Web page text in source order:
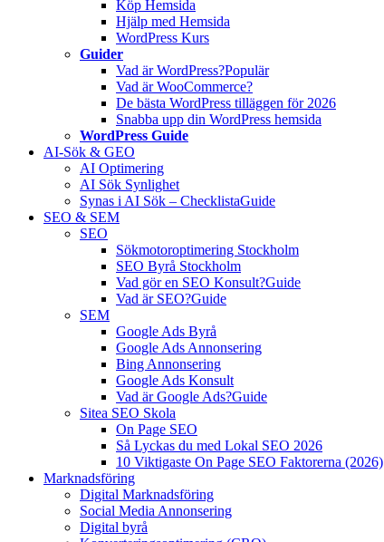
Köp Hemsida
Hjälp med Hemsida
WordPress Kurs
Guider
Vad är WordPress?Populär
Vad är WooCommerce?
De bästa WordPress tilläggen för 2026
Snabba upp din WordPress hemsida
WordPress Guide
AI-Sök & GEO
AI Optimering
AI Sök Synlighet
Synas i AI Sök – ChecklistaGuide
SEO & SEM
SEO
Sökmotoroptimering Stockholm
SEO Byrå Stockholm
Vad gör en SEO Konsult?Guide
Vad är SEO?Guide
SEM
Google Ads Byrå
Google Ads Annonsering
Bing Annonsering
Google Ads Konsult
Vad är Google Ads?Guide
Sitea SEO Skola
On Page SEO
Så Lyckas du med Lokal SEO 2026
10 Viktigaste On Page SEO Faktorerna (2026)
Marknadsföring
Digital Marknadsföring
Social Media Annonsering
Digital byrå